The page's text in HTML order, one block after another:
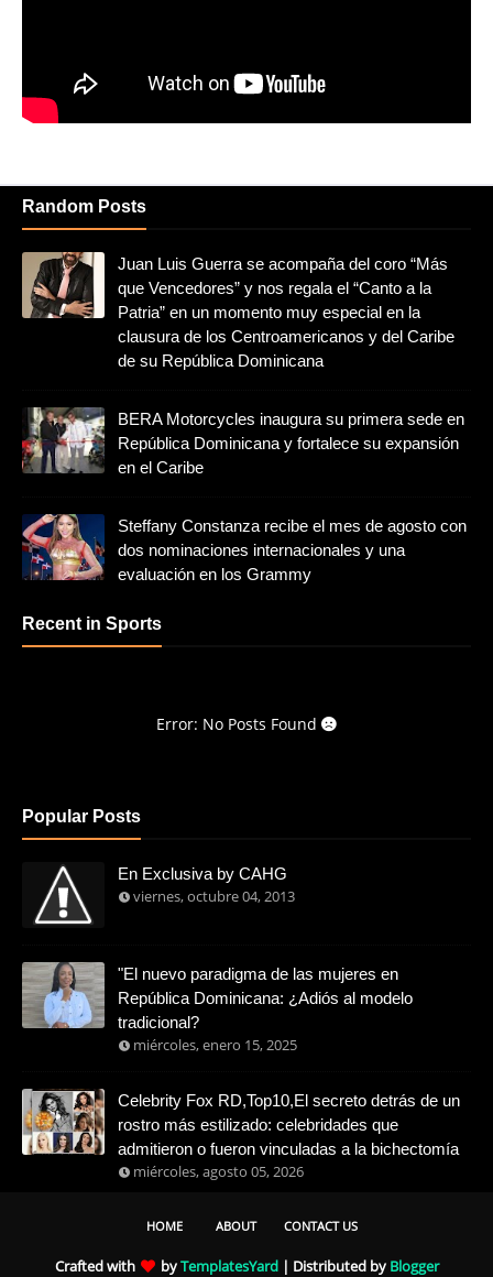
Random Posts
Juan Luis Guerra se acompaña del coro “Más
que Vencedores” y nos regala el “Canto a la
Patria” en un momento muy especial en la
clausura de los Centroamericanos y del Caribe
de su República Dominicana
BERA Motorcycles inaugura su primera sede en
República Dominicana y fortalece su expansión
en el Caribe
Steffany Constanza recibe el mes de agosto con
dos nominaciones internacionales y una
evaluación en los Grammy
Recent in Sports
Error: No Posts Found
Popular Posts
En Exclusiva by CAHG
viernes, octubre 04, 2013
"El nuevo paradigma de las mujeres en
República Dominicana: ¿Adiós al modelo
tradicional?
miércoles, enero 15, 2025
Celebrity Fox RD,Top10,El secreto detrás de un
rostro más estilizado: celebridades que
admitieron o fueron vinculadas a la bichectomía
miércoles, agosto 05, 2026
HOME ABOUT CONTACT US
Crafted with byTemplatesYard| Distributed by Blogger